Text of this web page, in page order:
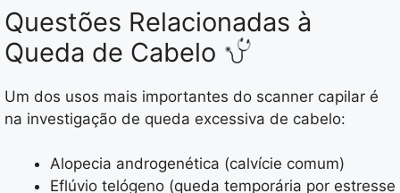
Questões Relacionadas à
Queda de Cabelo
Um dos usos mais importantes do scanner capilar é
na investigação de queda excessiva de cabelo:
Alopecia androgenética (calvície comum)
Eflúvio telógeno (queda temporária por estresse